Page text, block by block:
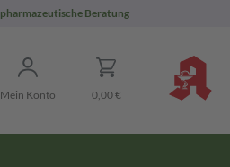
pharmazeutische Beratung
Mein Konto 0,00 €